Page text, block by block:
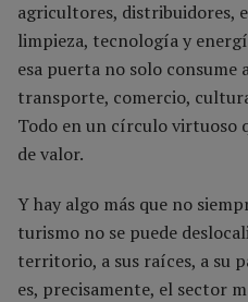
agricultores, distribuidores,
limpieza, tecnología y
esa puerta no solo consume
transporte, comercio,
Todo en un círculo virtuoso
de valor.
Y hay algo más que no
turismo no se puede
territorio, a sus raíces, a su
es, precisamente, el sector